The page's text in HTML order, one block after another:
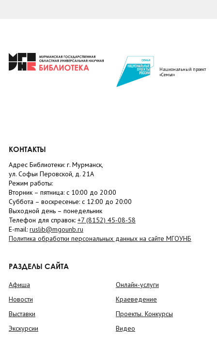
Национальный проект
«Семья»
КОНТАКТЫ
Адрес Библиотеки: г. Мурманск,
ул. Софьи Перовской, д. 21А
Режим работы:
Вторник – пятница: с 10:00 до 20:00
Суббота – воскресенье: c 12:00 до 20:00
Выходной день – понедельник
Телефон для справок: +7 (8152) 45-08-58
E-mail: ruslib@mgounb.ru
Политика обработки персональных данных на сайте МГОУНБ
РАЗДЕЛЫ САЙТА
Афиша
Новости
Выставки
Экскурсии
Онлайн-услуги
Краеведение
Проекты. Конкурсы
Видео